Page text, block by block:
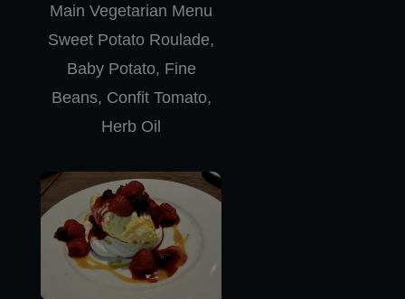
Main Vegetarian Menu
Sweet Potato Roulade,
Baby Potato, Fine
Beans, Confit Tomato,
Herb Oil